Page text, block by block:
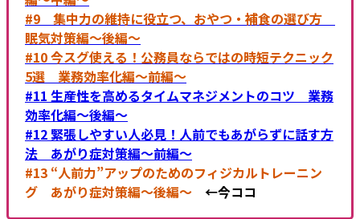
#9 集中力の維持に役立つ、おやつ・補食の選び方
眠気対策編～後編～
#10 今スグ使える！公務員ならではの時短テクニック
5選 業務効率化編～前編～
#11 生産性を高めるタイムマネジメントのコツ 業務
効率化編～後編～
#12 緊張しやすい人必見！人前でもあがらずに話す方
法 あがり症対策編～前編～
#13 “人前力”アップのためのフィジカルトレーニン
グ あがり症対策編～後編～ ←今ココ